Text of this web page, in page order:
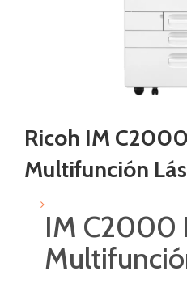
Ricoh IM
Multifunción
IM C2000